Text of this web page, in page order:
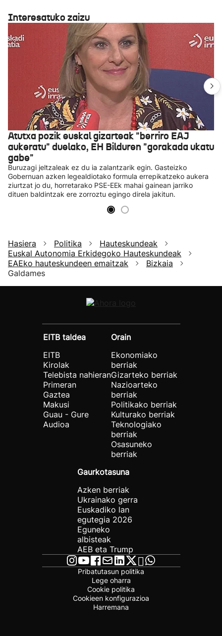
Interesatuko zaizu
Atutxa pozik euskal gizarteak "berriro EAJ
aukeratu" duelako, EH Bilduren "gorakada ukatu
gabe"
Buruzagi jeltzaleak ez du ia zalantzarik egin. Gasteizko
Gobernuan azken legealdiotako formula errepikatzeko aukera
ziurtzat jo du, horretarako PSE-EEk mahai gainean jarriko
dituen baldintzak ere zorroztu egingo direla jakitun.
Hasiera Politika
Hauteskundeak
Euskal Autonomia Erkidegoko Hauteskundeak
EAEko hauteskundeen emaitzak
Bizkaia
Galdames
EITB taldea
EITB
Kirolak
Telebista nahieran
Primeran
Gaztea
Makusi
Guau - Gure
Audioa
Orain
Ekonomiako
berriak
Gizarteko berriak
Nazioarteko
berriak
Politikako berriak
Kulturako berriak
Teknologiako
berriak
Osasuneko
berriak
Gaurkotasuna
Azken berriak
Ukrainako gerra
Euskadiko lan
egutegia 2026
Eguneko
albisteak
AEB eta Trump
Pribatutasun politika
Lege oharra
Cookie politika
Cookieen konfigurazioa
Harremana